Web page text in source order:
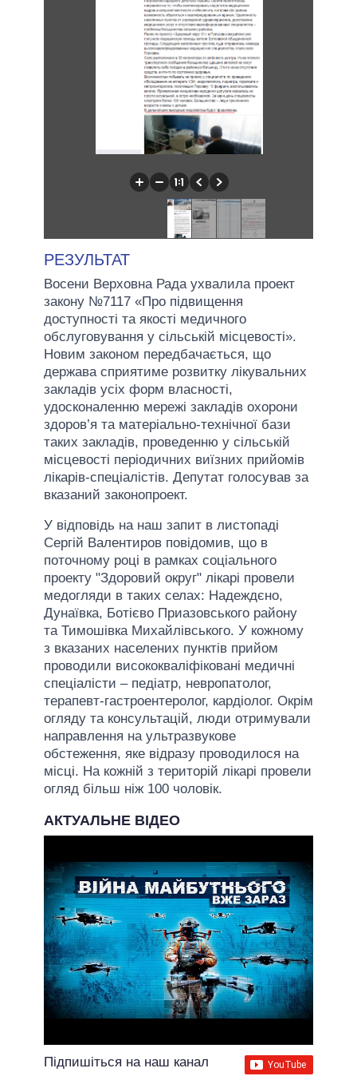
РЕЗУЛЬТАТ
Восени Верховна Рада ухвалила проект
закону №7117 «Про підвищення
доступності та якості медичного
обслуговування у сільській місцевості».
Новим законом передбачається, що
держава сприятиме розвитку лікувальних
закладів усіх форм власності,
удосконаленню мережі закладів охорони
здоров’я та матеріально-технічної бази
таких закладів, проведенню у сільській
місцевості періодичних виїзних прийомів
лікарів-спеціалістів. Депутат голосував за
вказаний законопроект.
У відповідь на наш запит в листопаді
Сергій Валентиров повідомив, що в
поточному році в рамках соціального
проекту "Здоровий округ" лікарі провели
медогляди в таких селах: Надеждєно,
Дунаївка, Ботієво Приазовського району
та Тимошівка Михайлівського. У кожному
з вказаних населених пунктів прийом
проводили висококваліфіковані медичні
спеціалісти – педіатр, невропатолог,
терапевт-гастроентеролог, кардіолог. Окрім
огляду та консультацій, люди отримували
направлення на ультразвукове
обстеження, яке відразу проводилося на
місці. На кожній з територій лікарі провели
огляд більш ніж 100 чоловік.
АКТУАЛЬНЕ ВІДЕО
Підпишіться на наш канал